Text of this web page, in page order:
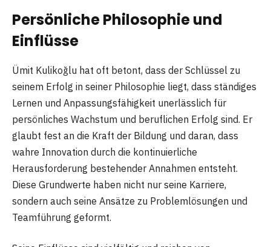
Persönliche Philosophie und
Einflüsse
Ümit Kulikoğlu hat oft betont, dass der Schlüssel zu
seinem Erfolg in seiner Philosophie liegt, dass ständiges
Lernen und Anpassungsfähigkeit unerlässlich für
persönliches Wachstum und beruflichen Erfolg sind. Er
glaubt fest an die Kraft der Bildung und daran, dass
wahre Innovation durch die kontinuierliche
Herausforderung bestehender Annahmen entsteht.
Diese Grundwerte haben nicht nur seine Karriere,
sondern auch seine Ansätze zu Problemlösungen und
Teamführung geformt.